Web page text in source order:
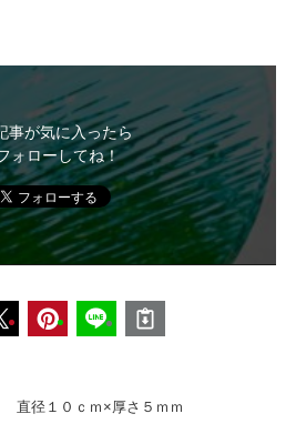
事が気に入ったら
ォローしてね！
径１０ｃｍ×厚さ５ｍｍ